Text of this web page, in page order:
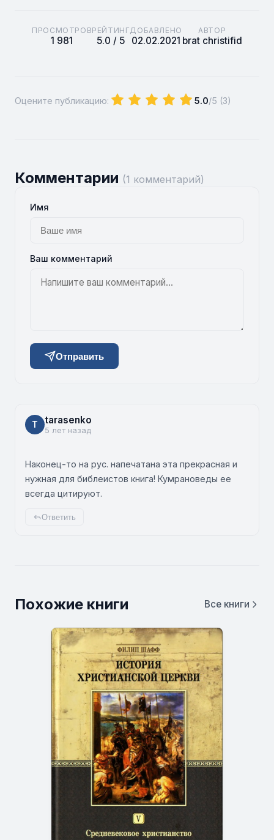
ПРОСМОТРОВ
1 981
РЕЙТИНГ
5.0 / 5
ДОБАВЛЕНО
02.02.2021
АВТОР
brat christifid
Оцените публикацию: 5.0/5 (3)
Комментарии (1 комментарий)
Имя
Ваш комментарий
Отправить
T tarasenko
5 лет назад
Наконец-то на рус. напечатана эта прекрасная и
нужная для библеистов книга! Кумрановеды ее
всегда цитируют.
Ответить
Похожие книги Все книги